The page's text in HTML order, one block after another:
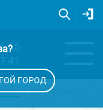
65
41
?
ГОРОД
TONK TN 4010